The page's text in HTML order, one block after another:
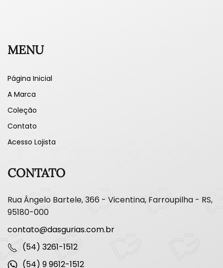
MENU
Página Inicial
A Marca
Coleção
Contato
Acesso Lojista
CONTATO
Rua Ângelo Bartele, 366 - Vicentina, Farroupilha - RS,
95180-000
contato@dasgurias.com.br
(54) 3261-1512
(54) 9 9612-1512